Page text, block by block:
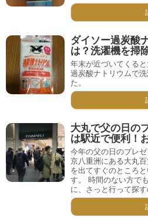
ダイソー過炭酸
は？洗濯機を掃
年末が近づいてくる
過炭酸ナトリウムで
た。
大丸で父の日の
は駅近で便利！
今年の父の日のプレ
京八重洲にある大丸
を出てすぐのところ
す。 時間のない方で
に、さっと行って探